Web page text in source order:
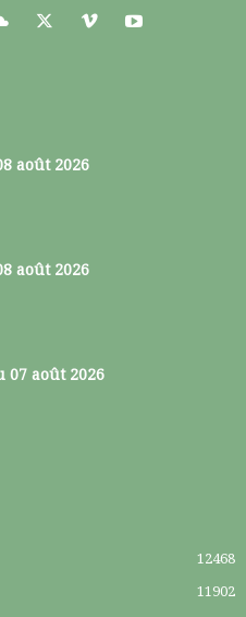
août 2026
août 2026
07 août 2026
12468
11902